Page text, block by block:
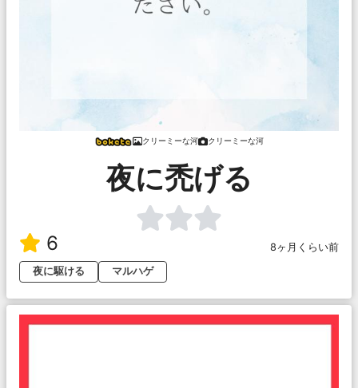
クリーミーな河 クリーミーな河
夜に禿げる
6
8ヶ月くらい前
夜に駆ける
マルハゲ